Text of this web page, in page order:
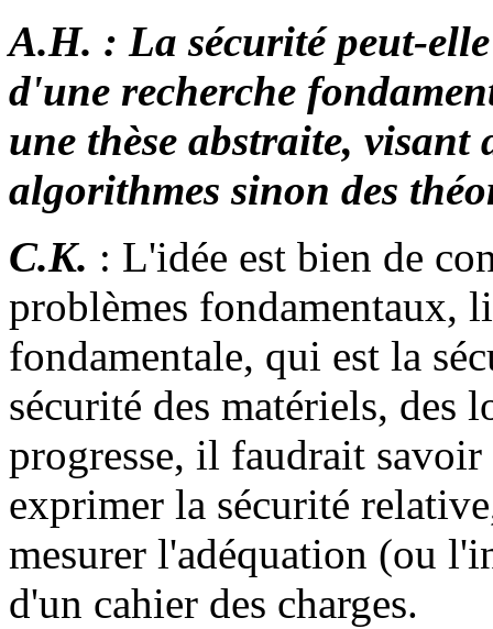
A.H. : La sécurité peut-
d'une recherche
une thèse abstraite, visant
algorithmes sinon des
C.K. : L'idée est bien de
problèmes fondamentaux,
fondamentale, qui est la
sécurité des matériels, des
progresse, il faudrait
exprimer la sécurité
mesurer l'adéquation (ou
d'un cahier des charges.